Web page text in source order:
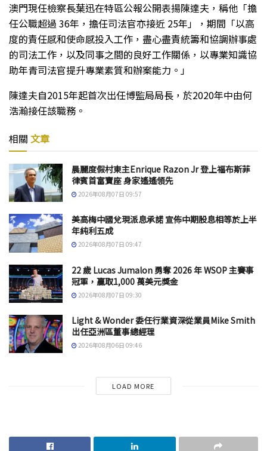
澳門現任檢察長葉迅在特區公報公開表揚陳達夫，稱他「擔
任公職超過 36年，擔任司法官亦接近 25年」，期間「以高
度的責任感和使命感投入工作，盡心盡責統籌和協調辦事處
的司法工作，以及同事之間的良好工作關係，以專業知識協
助年青司法官提升專業素質和辦案能力。」
陳達夫自2015年起首次出任博監局局長，於2020年中由何
浩瀚接任該職務。
相關 文章
晨麗度假村東主Enrique Razon Jr 登上福布斯菲
律賓首富寶座 身家遙遙領先
2026年08月07日 09:57
美高梅中國兌現派息承諾 宣佈中期股息相等於上半
年純利五成
2026年08月07日 09:47
22 歲 Lucas Jumalon 勇奪 2026 年 WSOP 主賽事
冠軍，贏取1,000 萬美元獎金
2026年08月07日 09:30
Light & Wonder 委任行業資深從業員Mike Smith
出任亞洲區董事總經理
2026年08月06日 09:46
LOAD MORE